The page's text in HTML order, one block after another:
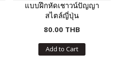
แบบฝึกหัดเชาวน์ปัญญา
สไตล์ญี่ปุ่น
80.00 THB
Add to Cart